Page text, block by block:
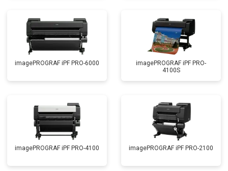
imagePROGRAF iPF PRO-6000
imagePROGRAF iPF PRO-
4100S
imagePROGRAF iPF PRO-4100 imagePROGRAF iPF PRO-2100